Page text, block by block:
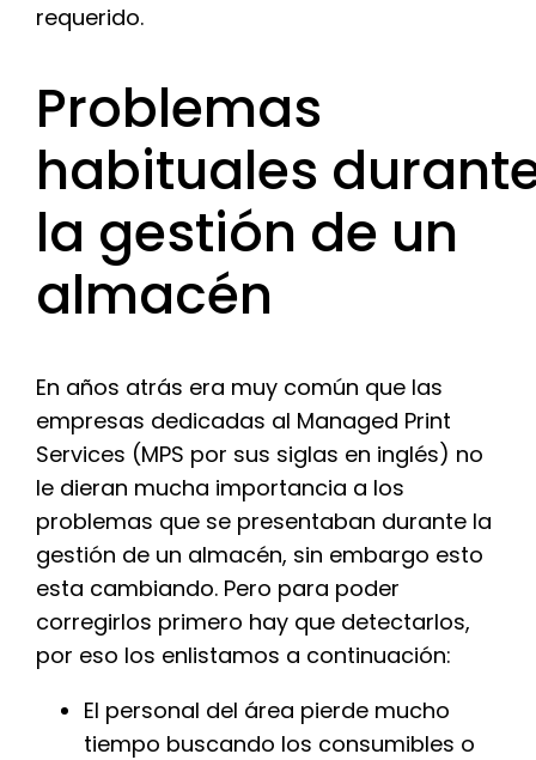
requerido.
Problemas
habituales
la gestión de un
almacén
En años atrás era muy común que las
empresas dedicadas al Managed Print
Services (MPS por sus siglas en inglés) no
le dieran mucha importancia a los
problemas que se presentaban durante la
gestión de un almacén, sin embargo esto
esta cambiando. Pero para poder
corregirlos primero hay que detectarlos,
por eso los enlistamos a continuación:
El personal del área pierde mucho
tiempo buscando los consumibles o